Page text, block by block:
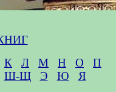
К Л М Н О
П
Ш-Щ Э Ю
Я